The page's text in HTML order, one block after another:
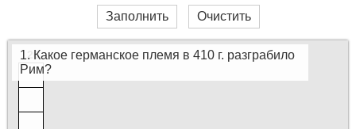
Заполнить Очистить
1. Какое германское племя в 410 г. разграбило
Рим?
20